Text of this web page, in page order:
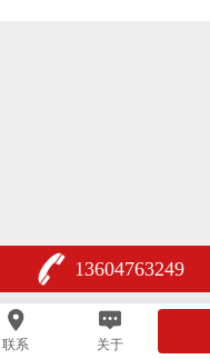
13604763249
联系 关于